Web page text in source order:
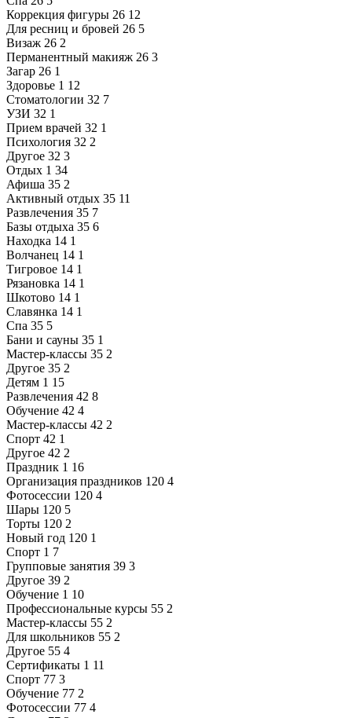
Коррекция фигуры 26 12
Для ресниц и бровей 26 5
Визаж 26 2
Перманентный макияж 26 3
Загар 26 1
Здоровье 1 12
Стоматологии 32 7
УЗИ 32 1
Прием врачей 32 1
Психология 32 2
Другое 32 3
Отдых 1 34
Афиша 35 2
Активный отдых 35 11
Развлечения 35 7
Базы отдыха 35 6
Находка 14 1
Волчанец 14 1
Тигровое 14 1
Рязановка 14 1
Шкотово 14 1
Славянка 14 1
Спа 35 5
Бани и сауны 35 1
Мастер-классы 35 2
Другое 35 2
Детям 1 15
Развлечения 42 8
Обучение 42 4
Мастер-классы 42 2
Спорт 42 1
Другое 42 2
Праздник 1 16
Организация праздников 120 4
Фотосессии 120 4
Шары 120 5
Торты 120 2
Новый год 120 1
Спорт 1 7
Групповые занятия 39 3
Другое 39 2
Обучение 1 10
Профессиональные курсы 55 2
Мастер-классы 55 2
Для школьников 55 2
Другое 55 4
Сертификаты 1 11
Спорт 77 3
Обучение 77 2
Фотосессии 77 4